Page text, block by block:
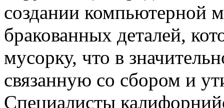
создании компьютерной
бракованных деталей,
мусорку, что в
связанную со сбором и
Специалисты